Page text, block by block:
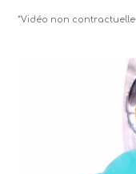
*Vidéo non contractuelle